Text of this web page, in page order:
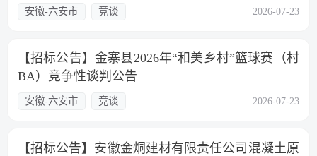
安徽-六安市 竞谈 2026-07-23
【招标公告】金寨县2026年“和美乡村”篮球赛（村
BA）竞争性谈判公告
安徽-六安市 竞谈 2026-07-23
【招标公告】安徽金烔建材有限责任公司混凝土原